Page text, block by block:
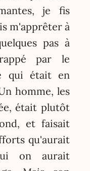
je fis
m'apprêter à
pas à
par le
qui était en
homme, les
était plutôt
et faisait
qu'aurait
on aurait